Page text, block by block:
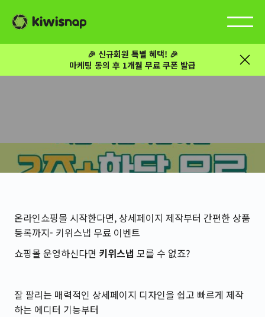
🎉 신규회원 특별 혜택! 🎉
마케팅 동의 후 1개월 무료 쿠폰 발급
온라인쇼핑몰 시작한다면, 상세페이지 제작부터 간편한 상품
등록까지- 키위스냅 무료 이벤트
쇼핑몰 운영하신다면 키위스냅 모를 수 없죠?
잘 팔리는 매력적인 상세페이지 디자인을 쉽고 빠르게 제작
하는 에디터 기능부터